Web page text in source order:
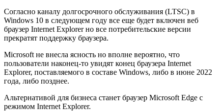
Согласно каналу долгосрочного обслуживания (LTSC) в
Windows 10 в следующем году все еще будет включен веб
браузер Internet Explorer но все потребительские версии
прекратят поддержку браузера.
Microsoft не внесла ясность но вполне вероятно, что
пользователи наконец-то увидят конец браузера Internet
Explorer, поставляемого в составе Windows, либо в июне 2022
года, либо позднее.
Альтернативой для бизнеса станет браузер Microsoft Edge с
режимом Internet Explorer.